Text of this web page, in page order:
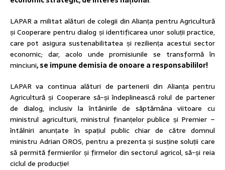
LAPAR a militat alături de colegii din Alianța pentru Agricultură
și Cooperare pentru dialog și identificarea unor soluții practice,
care pot asigura sustenabilitatea și reziliența acestui sector
economic; dar, acolo unde promisiunile se transformă în
minciuni, se impune demisia de onoare a responsabililor!
LAPAR va continua alături de partenerii din Alianța pentru
Agricultură și Cooperare să-și îndeplinească rolul de partener
de dialog, inclusiv la întânirile de săptămâna viitoare cu
ministrul agriculturii, ministrul finanțelor publice și Premier –
întâlniri anunțate în spațiul public chiar de către domnul
ministru Adrian OROS, pentru a prezenta și susține soluții care
să permită fermierilor și firmelor din sectorul agricol, să-și reia
ciclul de producție!